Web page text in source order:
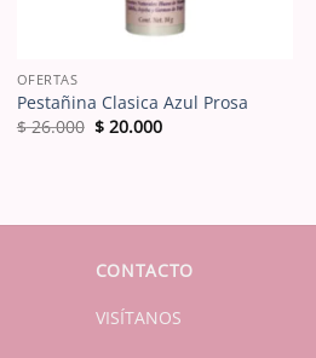
OFERTAS
Pestañina Clasica Azul Prosa
$26.000 El
$ 20.000El
CONTACTO
VISÍTANOS